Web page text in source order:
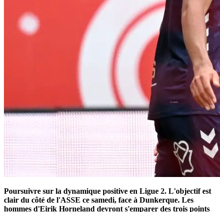
Poursuivre sur la dynamique positive en Ligue 2. L'objectif est
clair du côté de l'ASSE ce samedi, face à Dunkerque. Les
hommes d'Eirik Horneland devront s'emparer des trois points